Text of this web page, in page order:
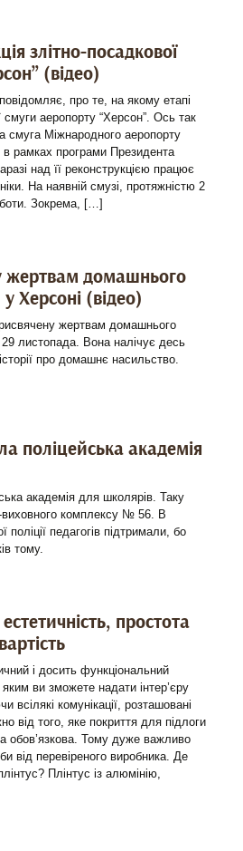
злітно-посадкової
(відео)
про те, на якому етапі
смуги аеропорту “Херсон”. Ось так
смуга Міжнародного аеропорту
в рамках програми Президента
над її реконструкцією працює
На наявній смузі, протяжністю 2
Зокрема, […]
жертвам домашнього
Херсоні (відео)
жертвам домашнього
листопада. Вона налічує десь
про домашнє насильство.
поліцейська академія
академія для школярів. Таку
виховного комплексу № 56. В
поліції педагогів підтримали, бо
тому.
простота
і досить функціональний
ви зможете надати інтер’єру
комунікації, розташовані
від того, яке покриття для підлоги
обов’язкова. Тому дуже важливо
від перевіреного виробника. Де
Плінтус із алюмінію,